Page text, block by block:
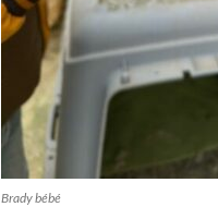
Brady bébé